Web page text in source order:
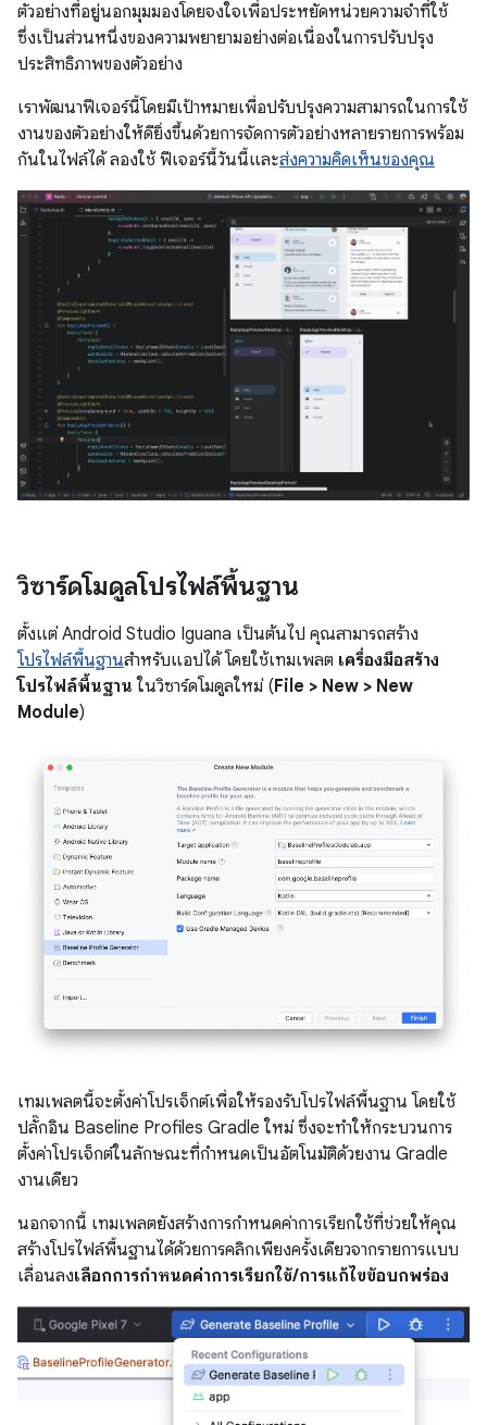
ตัวอย่างที่อยู่นอกมุมมองโดยจงใจเพื่อประหยัดหน่วยความจำที่ใช้
ซึ่งเป็นส่วนหนึ่งของความพยายามอย่างต่อเนื่องในการปรับปรุง
ประสิทธิภาพของตัวอย่าง
เราพัฒนาฟีเจอร์นี้โดยมีเป้าหมายเพื่อปรับปรุงความสามารถในการใช้
งานของตัวอย่างให้ดียิ่งขึ้นด้วยการจัดการตัวอย่างหลายรายการพร้อม
กันในไฟล์ได้ ลองใช้ ฟีเจอร์นี้วันนี้และส่งความคิดเห็นของคุณ
วิซาร์ดโมดูลโปรไฟล์พื้นฐาน
ตั้งแต่ Android Studio Iguana เป็นต้นไป คุณสามารถสร้าง
โปรไฟล์พื้นฐานสำหรับแอปได้ โดยใช้เทมเพลต เครื่องมือสร้าง
โปรไฟล์พื้นฐาน ในวิซาร์ดโมดูลใหม่ (File > New > New
Module)
เทมเพลตนี้จะตั้งค่าโปรเจ็กต์เพื่อให้รองรับโปรไฟล์พื้นฐาน โดยใช้
ปลั๊กอิน Baseline Profiles Gradle ใหม่ ซึ่งจะทำให้กระบวนการ
ตั้งค่าโปรเจ็กต์ในลักษณะที่กำหนดเป็นอัตโนมัติด้วยงาน Gradle
งานเดียว
นอกจากนี้ เทมเพลตยังสร้างการกำหนดค่าการเรียกใช้ที่ช่วยให้คุณ
สร้างโปรไฟล์พื้นฐานได้ด้วยการคลิกเพียงครั้งเดียวจากรายการแบบ
เลื่อนลงเลือกการกำหนดค่าการเรียกใช้/การแก้ไขข้อบกพร่อง